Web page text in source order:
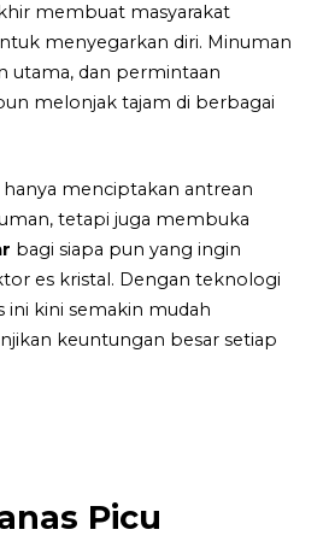
membuat masyarakat
menyegarkan diri. Minuman
utama, dan permintaan
melonjak tajam di berbagai
menciptakan antrean
tetapi juga membuka
bagi siapa pun yang ingin
es kristal. Dengan teknologi
ini kini semakin mudah
keuntungan besar setiap
Picu